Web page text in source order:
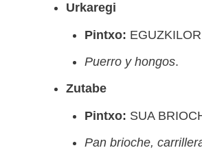
Urkaregi
Pintxo:
Puerro y hongos.
Zutabe
Pintxo: SUA
Pan brioche,